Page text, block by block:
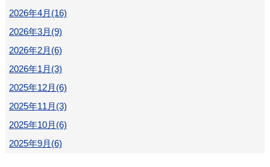
2026年4月(16)
2026年3月(9)
2026年2月(6)
2026年1月(3)
2025年12月(6)
2025年11月(3)
2025年10月(6)
2025年9月(6)